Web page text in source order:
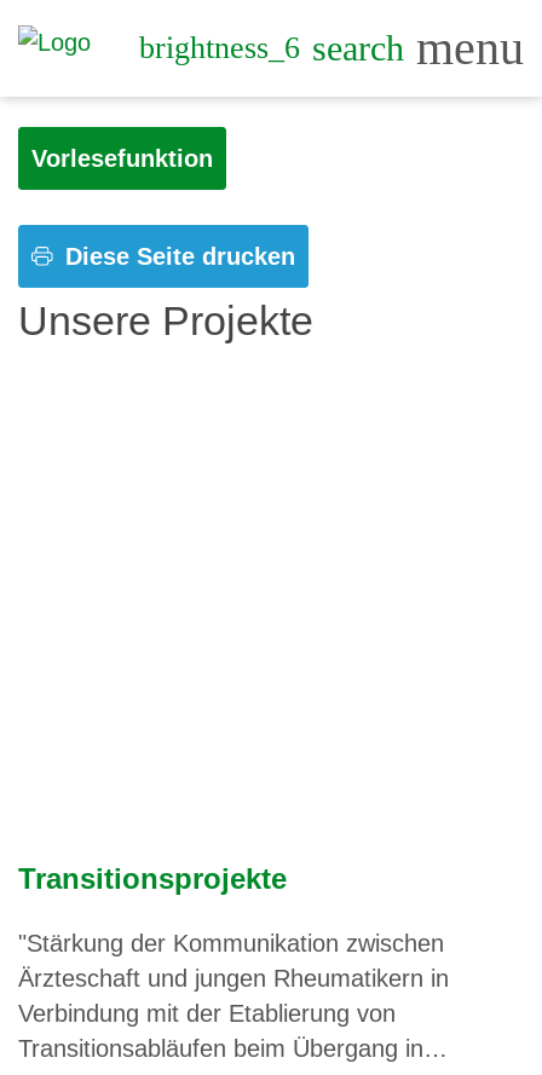
brightness_6 search menu
Vorlesefunktion
Diese Seite drucken
Unsere Projekte
Transitionsprojekte
"Stärkung der Kommunikation zwischen
Ärzteschaft und jungen Rheumatikern in
Verbindung mit der Etablierung von
Transitionsabläufen beim Übergang in…